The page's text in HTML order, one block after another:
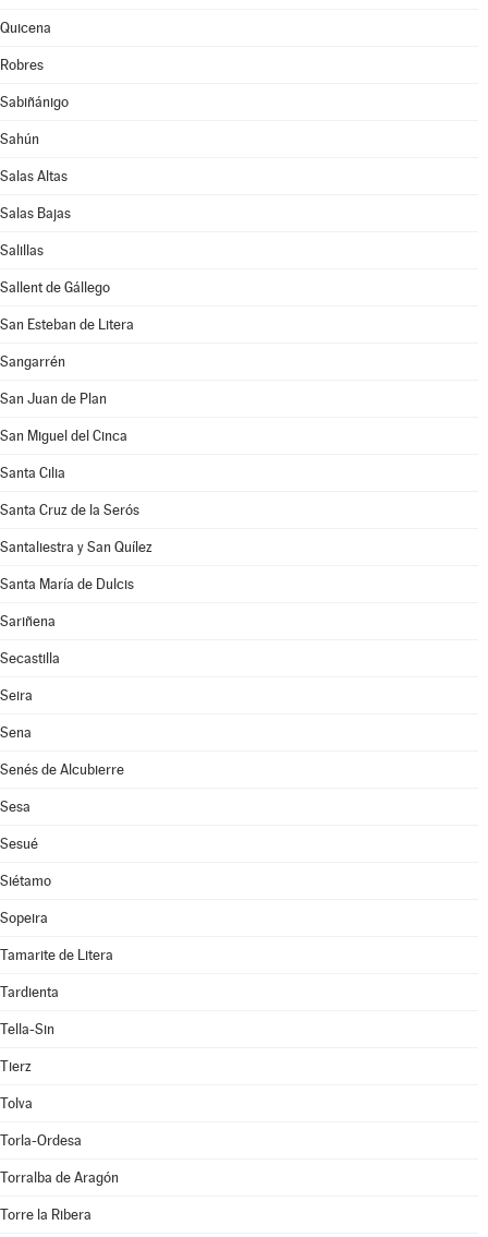
Quicena
Robres
Sabiñánigo
Sahún
Salas Altas
Salas Bajas
Salillas
Sallent de Gállego
San Esteban de Litera
Sangarrén
San Juan de Plan
San Miguel del Cinca
Santa Cilia
Santa Cruz de la Serós
Santaliestra y San Quílez
Santa María de Dulcis
Sariñena
Secastilla
Seira
Sena
Senés de Alcubierre
Sesa
Sesué
Siétamo
Sopeira
Tamarite de Litera
Tardienta
Tella-Sin
Tierz
Tolva
Torla-Ordesa
Torralba de Aragón
Torre la Ribera